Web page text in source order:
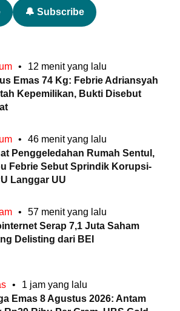
🔔 Subscribe
•
12 menit yang lalu
Emas 74 Kg: Febrie Adriansyah
Kepemilikan, Bukti Disebut
•
46 menit yang lalu
Penggeledahan Rumah Sentul,
Febrie Sebut Sprindik Korupsi-
Langgar UU
•
57 menit yang lalu
Serap 7,1 Juta Saham
Delisting dari BEI
•
1 jam yang lalu
Emas 8 Agustus 2026: Antam